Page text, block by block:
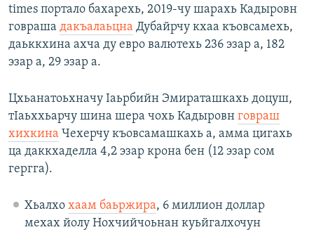
times портало бахарехь, 2019-чу шарахь Кадыровн
говраша дакъалаьцна Дубайрчу кхаа къовсамехь,
даьккхина ахча ду евро валютехь 236 эзар а, 182
эзар а, 29 эзар а.
Цхьанатоьхначу Iаьрбийн Эмираташкахь доцуш,
тIаьххьарчу шина шера чохь Кадыровн говраш
хихкина Чехерчу къовсамашкахь а, амма цигахь
ца даккхаделла 4,2 эзар крона бен (12 эзар сом
гергга).
Хьалхо хаам баьржира, 6 миллион доллар
мехах йолу Нохчийчоьнан куьйгалхочун